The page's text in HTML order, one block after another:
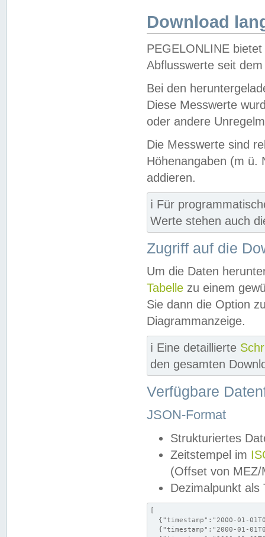
Download
PEGELONLINE
Abflusswerte seit
Bei den
Diese Messwerte
oder andere
Die Messwerte sind
Höhenangaben (m ü.
addieren.
ℹ️ Für
Werte stehen auch
Zugriff auf die
Um die Daten
Tabelle zu einem
Sie dann die Option
Diagrammanzeige.
ℹ️ Eine detaillierte
den gesamten
Verfügbare
JSON-Format
Strukturiertes
Zeitstempel im
(Offset von MEZ/
Dezimalpunkt als
[
{"timestamp":"2000-01-
{"timestamp":"2000-01-